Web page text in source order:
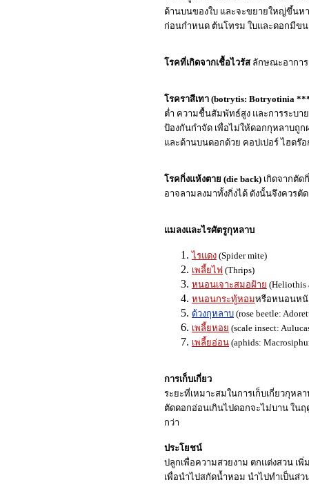
ด้านบนของใบ และจะขยายใหญ่ขึ้นห
ก่อนกำหนด ต้นโทรม ใบและดอกมีขน
โรคที่เกิดจากเชื้อไวรัสลักษณะอาการ
โรคราสีเทา (botrytis: Botryotinia
ต่ำ ความชื้นสัมพัทธ์สูง และการระบา
ป้องกันกำจัด เพื่อไม่ให้ดอกกุหลาบถู
และด้านบนดอกด้วย คอปเปอร์ ไฮดร๊
โรคกิ่งแห้งตาย (die back) เกิดจากตัด
อาจลามลงมาทั้งกิ่งได้ ดังนั้นจึงควรตั
แมลงและไรศัตรูกุหลาบ
ไรแดง (Spider mite)
เพลี้ยไฟ (Thrips)
หนอนเจาะสมอฝ้าย (Heliothis
หนอนกระทู้หอมหรือหนอนหนัง
ด้วงกุหลาบ (rose beetle:
เพลี้ยหอย (scale insect:
เพลี้ยอ่อน (aphids:
การเก็บเกี่ยว
ระยะที่เหมาะสมในการเก็บเกี่ยวกุห
ตัดดอกอ่อนเกินไปดอกจะไม่บาน ใน
กว่า
ประโยชน์
ปลูกเพื่อความสวยงาม ตกแต่งสวน เพิ่
เพื่อนำไปสกัดน้ำหอม นำไปทำเป็นส่ว